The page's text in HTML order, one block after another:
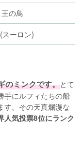
の鳥
ーロン)
のミンクです。とて
手にルフィたちの船
す。その天真爛漫な
人気投票8位にランク